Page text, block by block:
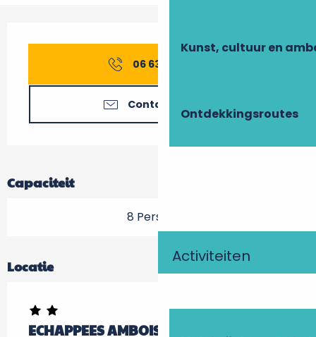
Kunst, cultuur en
Ontdekkingsroutes
Activiteiten
06 63 06 33
Contacteer ons
Capaciteit
8 Personen
Locatie
ECHAPPEES AMBOISIENNES - La